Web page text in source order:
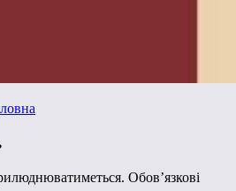
Обов’язкові